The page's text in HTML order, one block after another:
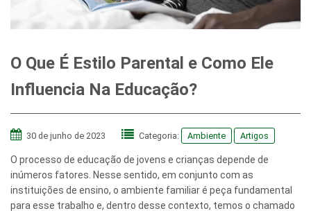
O Que É Estilo Parental e Como Ele
Influencia Na Educação?
30 de junho de 2023 Categoria: Ambiente Artigos
O processo de educação de jovens e crianças depende de
inúmeros fatores. Nesse sentido, em conjunto com as
instituições de ensino, o ambiente familiar é peça fundamental
para esse trabalho e, dentro desse contexto, temos o chamado